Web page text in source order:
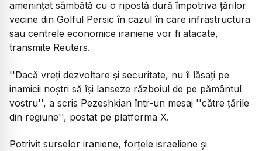
amenințat sâmbătă cu o ripostă dură împotriva țărilor
vecine din Golful Persic în cazul în care infrastructura
sau centrele economice iraniene vor fi atacate,
transmite Reuters.
''Dacă vreți dezvoltare și securitate, nu îi lăsați pe
inamicii noștri să își lanseze războiul de pe pământul
vostru'', a scris Pezeshkian într-un mesaj ''către țările
din regiune'', postat pe platforma X.
Potrivit surselor iraniene, forțele israeliene și